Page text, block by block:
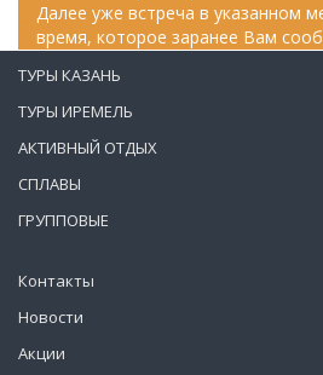
Далее уже встреча в указанном
время, которое заранее Вам
Контакты
Новости
Акции
ТУРЫ КАЗАНЬ
ТУРЫ ИРЕМЕЛЬ
АКТИВНЫЙ ОТДЫХ
СПЛАВЫ
ГРУППОВЫЕ